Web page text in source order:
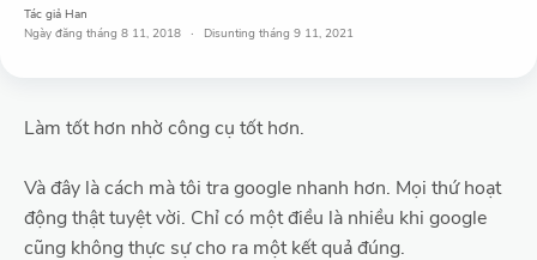
Tác giả Han
Ngày đăng tháng 8 11, 2018 tháng 9 11, 2021
Làm tốt hơn nhờ công cụ tốt hơn.
Và đây là cách mà tôi tra google nhanh hơn. Mọi thứ hoạt
động thật tuyệt vời. Chỉ có một điều là nhiều khi google
cũng không thực sự cho ra một kết quả đúng.